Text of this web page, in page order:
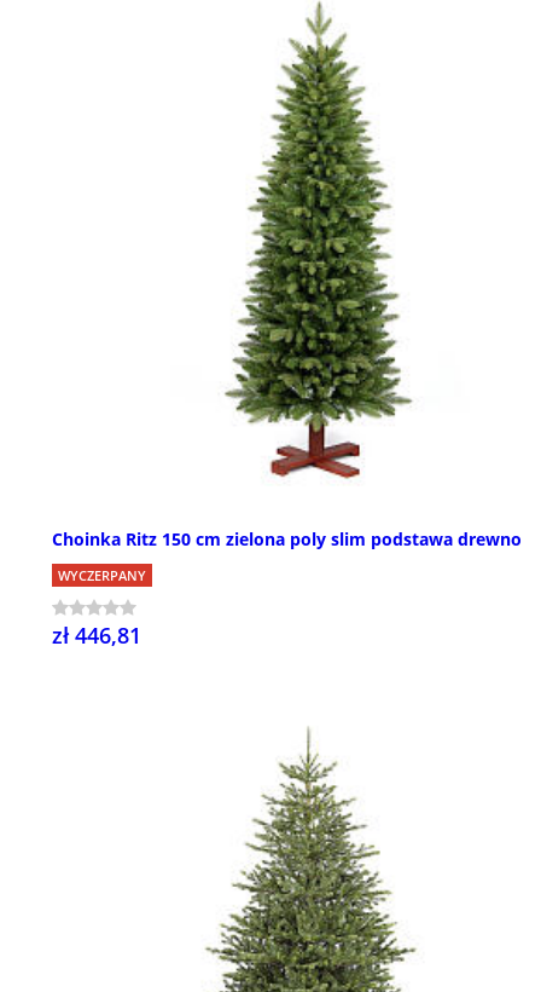
Choinka Ritz 150 cm zielona poly slim podstawa drewno
WYCZERPANY
zł 446,81